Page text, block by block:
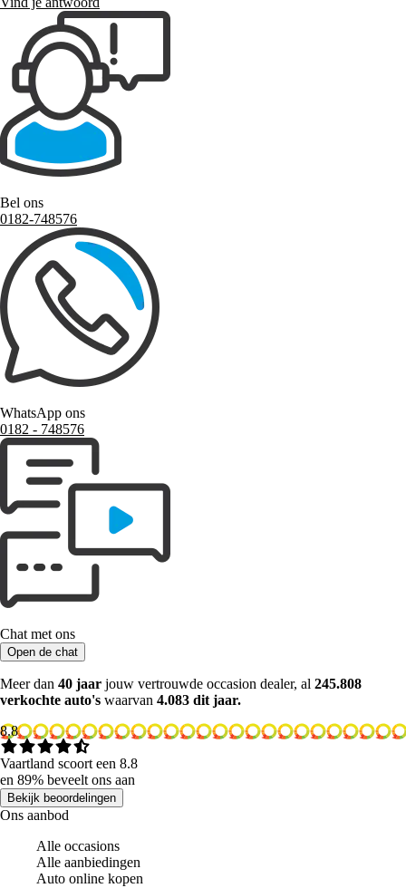
Bel ons
0182-748576
WhatsApp ons
0182 ‑ 748576
Chat met ons
Open de chat
Meer dan 40 jaar jouw vertrouwde occasion dealer, al 245.808
verkochte auto's waarvan 4.083 dit jaar.
8.8
Vaartland scoort een 8.8
en 89% beveelt ons aan
Bekijk beoordelingen
Ons aanbod
Alle occasions
Alle aanbiedingen
Auto online kopen